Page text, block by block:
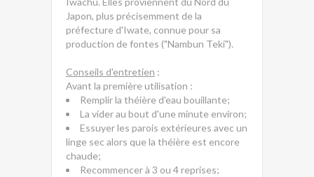
Japon, plus précisemment de la
préfecture d'Iwate, connue pour sa
production de fontes ("Nambun Teki").
Conseils d'entretien :
Avant la première utilisation :
Remplir la théière d'eau bouillante;
La vider au bout d'une minute environ;
Essuyer les parois extérieures avec un
linge sec alors que la théière est encore
chaude;
Recommencer à 3 ou 4 reprises;